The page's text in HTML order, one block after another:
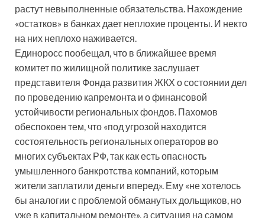
растут невыполненные обязательства. Нахождение
«остатков» в банках дает неплохие проценты. И некто
на них неплохо наживается.
Единоросс пообещал, что в ближайшее время
комитет по жилищной политике заслушает
представителя Фонда развития ЖКХ о состоянии дел
по проведению капремонта и о финансовой
устойчивости региональных фондов. Пахомов
обеспокоен тем, что «под угрозой находится
состоятельность региональных операторов во
многих субъектах РФ, так как есть опасность
умышленного банкротства компаний, которым
жители заплатили деньги вперед». Ему «не хотелось
бы аналогии с проблемой обманутых дольщиков, но
уже в капитальном ремонте», а ситуация на самом